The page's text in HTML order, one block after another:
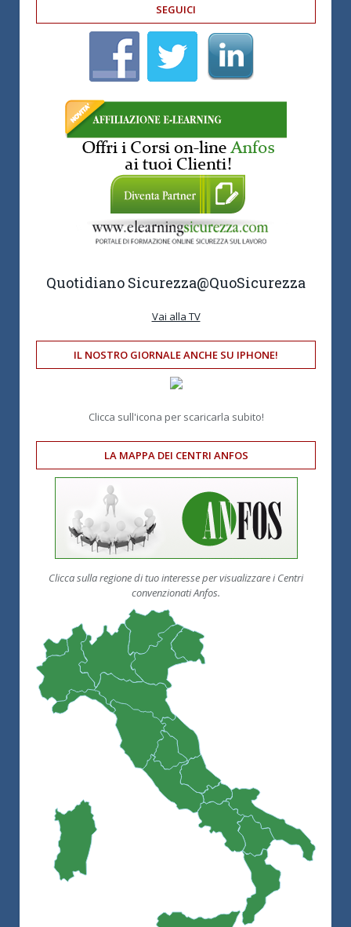
SEGUICI
Quotidiano Sicurezza@QuoSicurezza
Vai alla TV
IL NOSTRO GIORNALE ANCHE SU IPHONE!
Clicca sull'icona per scaricarla subito!
LA MAPPA DEI CENTRI ANFOS
Clicca sulla regione di tuo interesse per visualizzare i Centri
convenzionati Anfos.